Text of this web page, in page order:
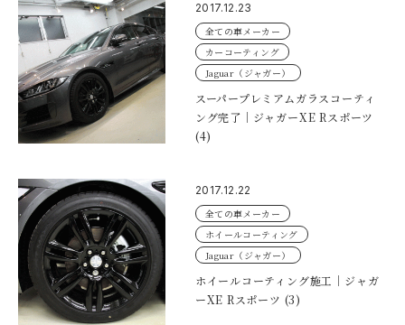
2017.12.23
全ての車メーカー
カーコーティング
Jaguar（ジャガー）
スーパープレミアムガラスコーティ
ング完了｜ジャガーXE Rスポーツ
(4)
2017.12.22
全ての車メーカー
ホイールコーティング
Jaguar（ジャガー）
ホイールコーティング施工｜ジャガ
ーXE Rスポーツ (3)